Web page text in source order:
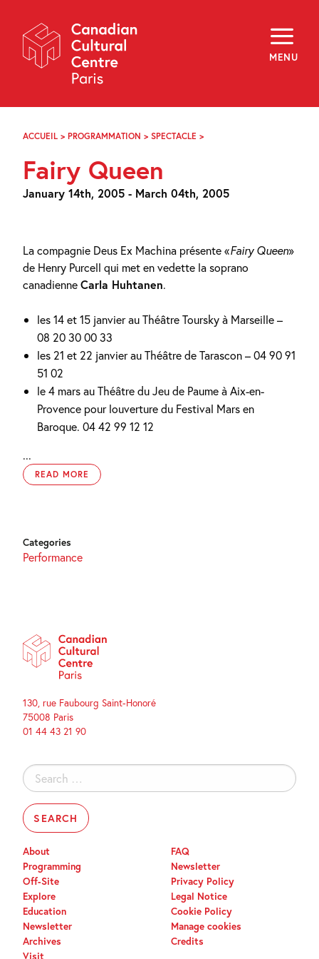
Navigation
MENU
About
Programming
Off-Site
Explore
Archives
f i y
FR EN
ACCUEIL > PROGRAMMATION > SPECTACLE >
Fairy Queen
January 14th, 2005 - March 04th, 2005
La compagnie Deus Ex Machina présente «Fairy Queen»
de Henry Purcell qui met en vedette la soprano
canadienneCarla Huhtanen.
les 14 et 15 janvier au Théâtre Toursky à Marseille –
08 20 30 00 33
les 21 et 22 janvier au Théâtre de Tarascon – 04 90 91
51 02
le 4 mars au Théâtre du Jeu de Paume à Aix-en-
Provence pour louverture du Festival Mars en
Baroque. 04 42 99 12 12
...
READ MORE
Categories
Performance
130, rue Faubourg Saint-Honoré
75008 Paris
01 44 43 21 90
Search
for:
About
Programming
Off-Site
Explore
Education
Newsletter
Archives
Visit
FAQ
Newsletter
Privacy Policy
Legal Notice
Cookie Policy
Manage cookies
Credits